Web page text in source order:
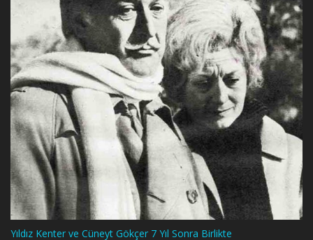
Yıldız Kenter ve Cüneyt Gökçer 7 Yıl Sonra Birlikte